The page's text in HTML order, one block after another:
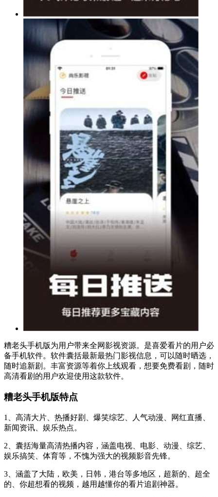
糟老头手机版为用户带来全网影视资源。是喜爱看片的用户必
备手机软件。软件囊括最新最热门影视信息，可以随时晒选，
随时追新剧。丰富资源等着你上线观看，想要免费看剧，随时
高清看剧的用户欢迎使用这款软件。
糟老头手机版特点
1、高清大片、热播好剧、爆笑综艺、人气动漫、网红直播、
新闻资讯、娱乐热点。
2、囊括海量高清热播内容，涵盖电视、电影、动漫、综艺、
娱乐搞笑、体育等，不愧为强大的视频影音先锋。
3、涵盖了大陆，欧美，日韩，港台等多地区，超新的、超全
的、你超想看的视频，越用越懂你的看片追剧神器。